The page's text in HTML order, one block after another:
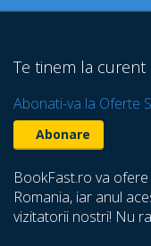
Te tinem la
Abonati-va la Oferte
BookFast.ro va
Romania, iar anul
vizitatorii nostri! Nu